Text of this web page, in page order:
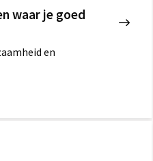
waar je goed
en